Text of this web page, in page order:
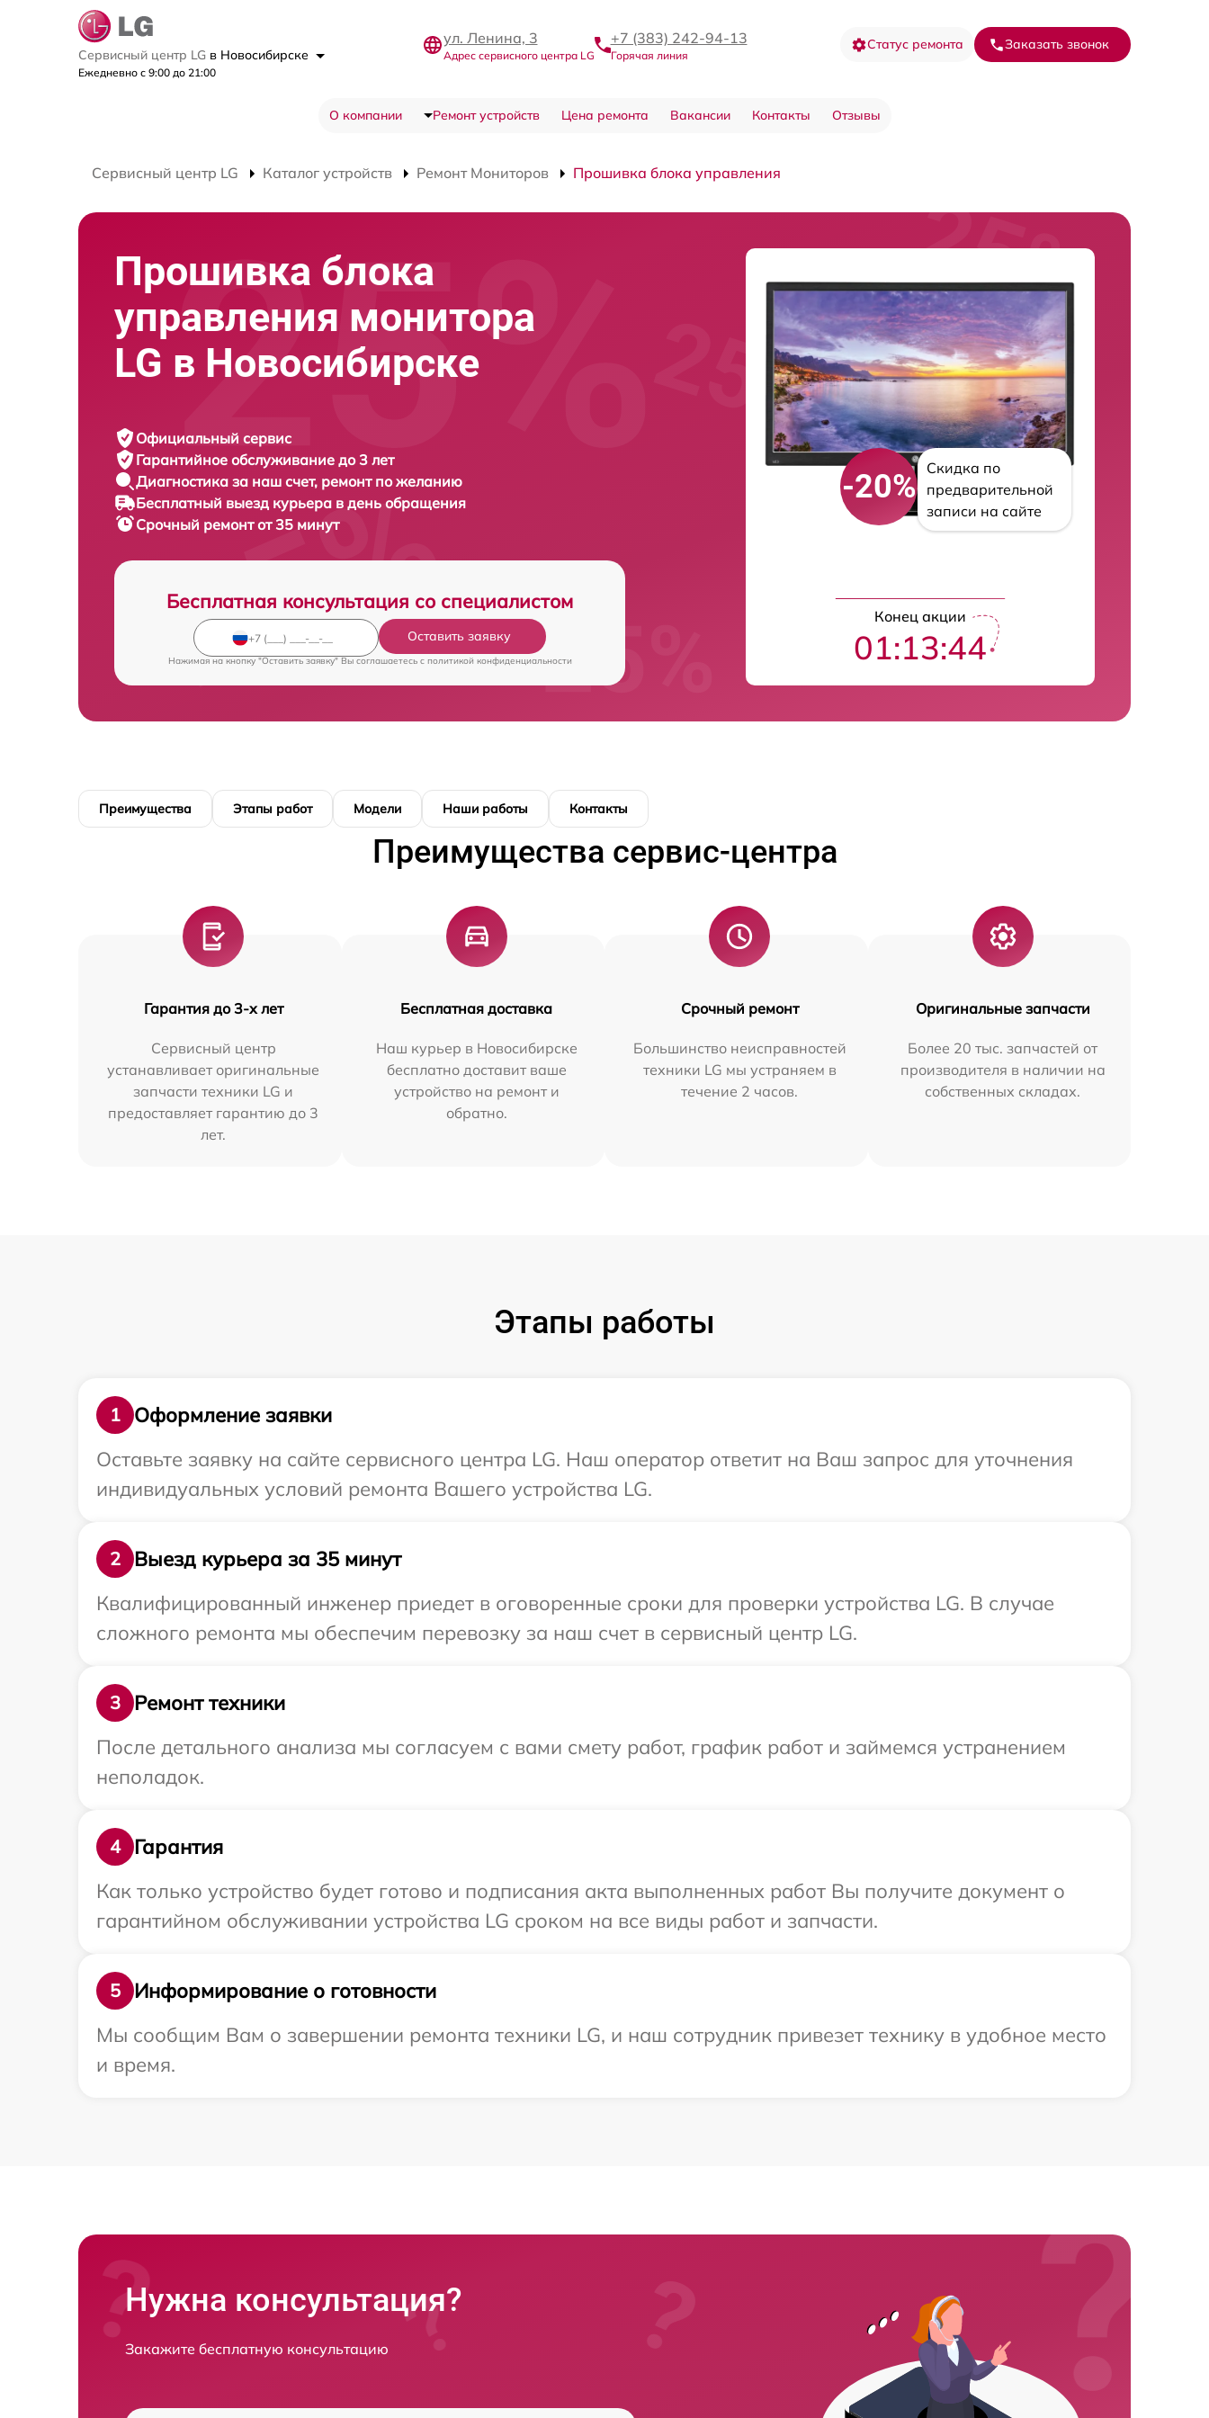
Сервисный центр LG в Новосибирске
Ежедневно с 9:00 до 21:00
ул. Ленина, 3
Адрес сервисного центра LG
+7 (383) 242-94-13
Горячая линия
Статус ремонта Заказать звонок
О компании Ремонт устройств Цена ремонта Вакансии Контакты Отзывы
Сервисный центр LG Каталог устройств Ремонт Мониторов Прошивка блока управления
Прошивка блока
управления монитора
LG в Новосибирске
Официальный сервис
Гарантийное обслуживание до 3 лет
Диагностика за наш счет, ремонт по желанию
Бесплатный выезд курьера в день обращения
Срочный ремонтот 35 минут
Бесплатная консультация со специалистом
Оставить заявку
Нажимая на кнопку "Оставить заявку" Вы соглашаетесь c политикой конфиденциальности
-20%
Скидка по
предварительной
записи на сайте
Конец акции
01:13:43
Преимущества Этапы работ Модели Наши работы Контакты
Преимущества сервис-центра
Гарантия до 3-х лет
Сервисный центр
устанавливает оригинальные
запчасти техники LG и
предоставляет гарантию до 3
лет.
Бесплатная доставка
Наш курьер в Новосибирске
бесплатно доставит ваше
устройство на ремонт и
обратно.
Срочный ремонт
Большинство неисправностей
техники LG мы устраняем в
течение 2 часов.
Оригинальные запчасти
Более 20 тыс. запчастей от
производителя в наличии на
собственных складах.
Этапы работы
1
Оформление заявки
Оставьте заявку на сайте сервисного центра LG. Наш оператор ответит на Ваш запрос для уточнения
индивидуальных условий ремонта Вашего устройства LG.
2
Выезд курьера за 35 минут
Квалифицированный инженер приедет в оговоренные сроки для проверки устройства LG. В случае
сложного ремонта мы обеспечим перевозку за наш счет в сервисный центр LG.
3
Ремонт техники
После детального анализа мы согласуем с вами смету работ, график работ и займемся устранением
неполадок.
4
Гарантия
Как только устройство будет готово и подписания акта выполненных работ Вы получите документ о
гарантийном обслуживании устройства LG сроком на все виды работ и запчасти.
5
Информирование о готовности
Мы сообщим Вам о завершении ремонта техники LG, и наш сотрудник привезет технику в удобное место
и время.
Нужна консультация?
Закажите бесплатную консультацию